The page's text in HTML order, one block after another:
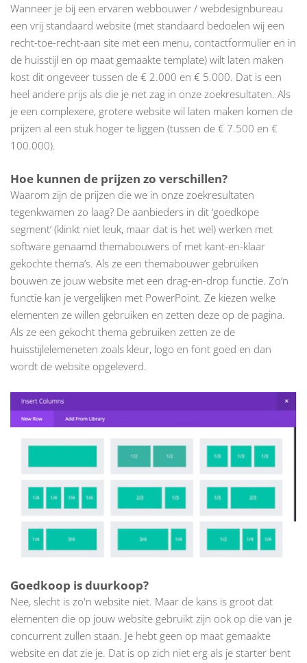
Wanneer je bij een ervaren webbouwer / webdesignbureau
een vrij standaard website (met standaard bedoelen wij een
recht-toe-recht-aan site met een menu, contactformulier en in
de huisstijl en op maat gemaakte template) wilt laten maken
kost dit ongeveer tussen de € 2.000 en € 5.000. Dat is een
heel andere prijs als die je net zag in onze zoekresultaten. Als
je een complexere, grotere website wil laten maken komen de
prijzen al een stuk hoger te liggen (tussen de € 7.500 en €
100.000).
Hoe kunnen de prijzen zo verschillen?
Waarom zijn de prijzen die we in onze zoekresultaten
tegenkwamen zo laag? De aanbieders in dit ‘goedkope
segment’ (klinkt niet leuk, maar dat is het wel) werken met
software genaamd themabouwers of met kant-en-klaar
gekochte thema’s. Als ze een themabouwer gebruiken
bouwen ze jouw website met een drag-en-drop functie. Zo’n
functie kan je vergelijken met PowerPoint. Ze kiezen welke
elementen ze willen gebruiken en zetten deze op de pagina.
Als ze een gekocht thema gebruiken zetten ze de
huisstijlelemeneten zoals kleur, logo en font goed en dan
wordt de website opgeleverd.
Goedkoop is duurkoop?
Nee, slecht is zo'n website niet. Maar de kans is groot dat
elementen die op jouw website gebruikt zijn ook op die van je
concurrent zullen staan. Je hebt geen op maat gemaakte
website en dat zie je. Dat is op zich niet erg als je starter bent